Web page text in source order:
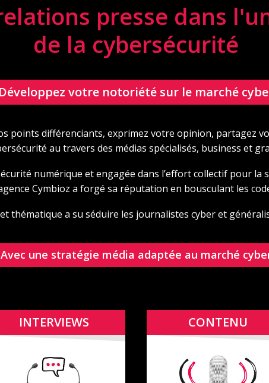
presse dans
de la cybersécurité
Développez votre notoriété sur le marché
points différenciants, exprimez votre opinion, partagez
au travers des médias spécialisés, business et
numérique et engagée dans l’effort collectif pour
Cymbioz a forgé sa réputation en bousculant les
thématique a su séduire les journalistes cyber et
Avec une stratégie média adaptée au marché
INTERVIEWS CONTENU